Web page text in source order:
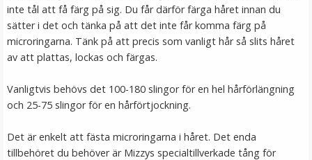
★★★★ ★
VÄLJ
inte tål att få färg på sig. Du får därför färga håret innan du
sätter i det och tänka på att det inte får komma färg på
microringarna. Tänk på att precis som vanligt hår så slits håret
av att plattas, lockas och färgas.
Vanligtvis behövs det 100-180 slingor för en hel hårförlängning
och 25-75 slingor för en hårförtjockning.
Det är enkelt att fästa microringarna i håret. Det enda
tillbehöret du behöver är Mizzys specialtillverkade tång för